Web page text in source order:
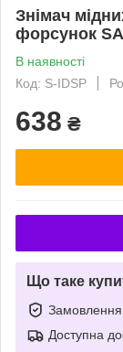
Знімач
форсунок
В наявності
Код: S-IDSP
638 ₴
Що таке
Замовлення
Доступна